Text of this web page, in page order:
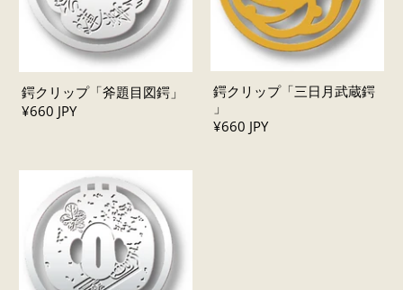
鍔クリップ「斧題目図鍔」
¥660 JPY
鍔クリップ「三日月武蔵鍔
」
¥660 JPY